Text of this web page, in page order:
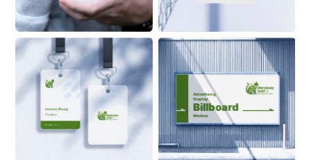
Alaskanoil.com
Sansan Zhang
Position
Advertising
Display
Billboard
Mockup